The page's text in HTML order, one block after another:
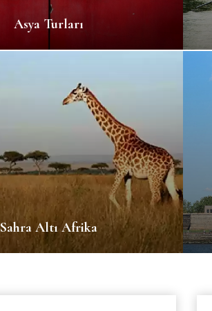
Asya Turları
Sahra Altı Afrika